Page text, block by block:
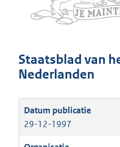
Staatsblad van
Nederlanden
29-12-1997